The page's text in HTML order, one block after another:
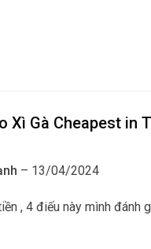
Xì Gà Cheapest in
– 13/04/2024
, 4 điếu này mình đánh